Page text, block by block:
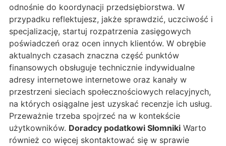
odnośnie do koordynacji przedsiębiorstwa. W
przypadku reflektujesz, jakże sprawdzić, uczciwość i
specjalizację, startuj rozpatrzenia zasięgowych
poświadczeń oraz ocen innych klientów. W obrębie
aktualnych czasach znaczna część punktów
finansowych obsługuje technicznie indywidualne
adresy internetowe internetowe oraz kanały w
przestrzeni sieciach społecznościowych relacyjnych,
na których osiągalne jest uzyskać recenzje ich usług.
Przeważnie trzeba spojrzeć na w kontekście
użytkowników. Doradcy podatkowi Słomniki Warto
również co więcej skontaktować się w sprawie